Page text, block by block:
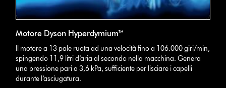
Motore Dyson Hyperdymium™
Il motore a 13 pale ruota ad una velocità fino a 106.000 giri/min,
spingendo 11,9 litri d’aria al secondo nella macchina. Genera
una pressione pari a 3,6 kPa, sufficiente per lisciare i capelli
durante l’asciugatura.